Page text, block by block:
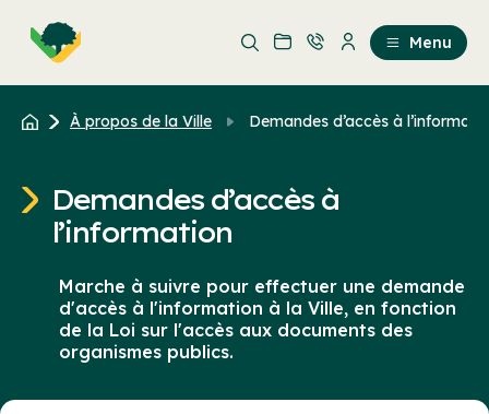
contenu
au
contenu
Menu
À propos de la Ville Demandes d’accès à
Demandes d’accès à
l’information
Marche à suivre pour effectuer une demande
d'accès à l'information à la Ville, en fonction
de la Loi sur l'accès aux documents des
organismes publics.